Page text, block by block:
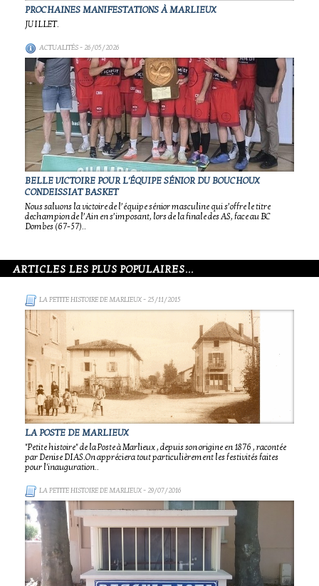
PROCHAINES MANIFESTATIONS À MARLIEUX
JUILLET.
ACTUALITÉS- 26/05/2026
BELLE VICTOIRE POUR L'ÉQUIPE SÉNIOR DU BOUCHOUX
CONDEISSIAT BASKET
Nous saluons la victoire de l’équipe sénior masculine qui s’offre le titre
dechampion de l’Ain en s’imposant, lors de la finale des AS, face au BC
Dombes (67-57)..
ARTICLES LES PLUS POPULAIRES...
LA PETITE HISTOIRE DE MARLIEUX- 25/11/2015
LA POSTE DE MARLIEUX
"Petite histoire" de la Poste à Marlieux , depuis son origine en 1876 , racontée
par Denise DIAS.On appréciera tout particulièrement les festivités faites
pour l'inauguration..
LA PETITE HISTOIRE DE MARLIEUX- 29/07/2016